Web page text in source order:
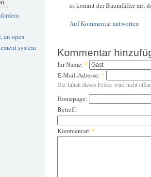
es kommt der Baumfäller mit
Auf Kommentar antworten
Kommentar
Ihr Name: *
E-Mail-Adresse: *
Der Inhalt dieses Feldes wird nicht
Homepage:
Betreff:
Kommentar: *